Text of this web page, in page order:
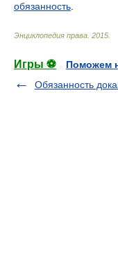
обязанность
Энциклопедия права 2015
Игры ⚽
Поможем
Обязанность